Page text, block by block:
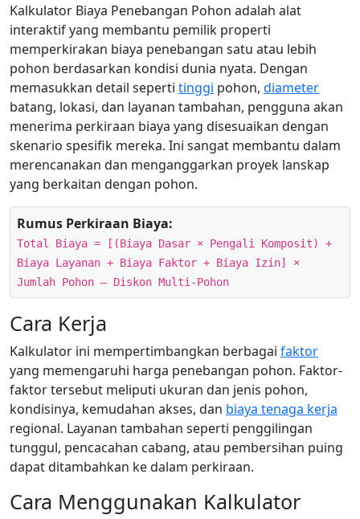
Kalkulator Biaya Penebangan Pohon adalah alat
interaktif yang membantu pemilik properti
memperkirakan biaya penebangan satu atau lebih
pohon berdasarkan kondisi dunia nyata. Dengan
memasukkan detail seperti tinggi pohon, diameter
batang, lokasi, dan layanan tambahan, pengguna akan
menerima perkiraan biaya yang disesuaikan dengan
skenario spesifik mereka. Ini sangat membantu dalam
merencanakan dan menganggarkan proyek lanskap
yang berkaitan dengan pohon.
Rumus Perkiraan Biaya:
Total Biaya = [(Biaya Dasar × Pengali Komposit) +
Biaya Layanan + Biaya Faktor + Biaya Izin] ×
Jumlah Pohon – Diskon Multi-Pohon
Cara Kerja
Kalkulator ini mempertimbangkan berbagai faktor
yang memengaruhi harga penebangan pohon. Faktor-
faktor tersebut meliputi ukuran dan jenis pohon,
kondisinya, kemudahan akses, dan biaya tenaga kerja
regional. Layanan tambahan seperti penggilingan
tunggul, pencacahan cabang, atau pembersihan puing
dapat ditambahkan ke dalam perkiraan.
Cara Menggunakan Kalkulator